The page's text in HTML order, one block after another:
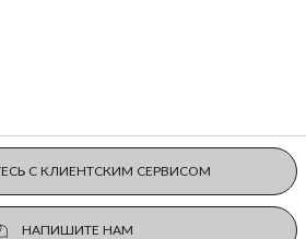
С КЛИЕНТСКИМ СЕРВИСОМ
НАПИШИТЕ НАМ